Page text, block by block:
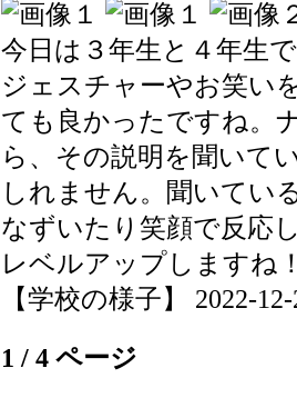
今日は３年生と４年生
ジェスチャーやお笑い
ても良かったですね。
ら、その説明を聞いて
しれません。聞いてい
なずいたり笑顔で反応
レベルアップしますね
【学校の様子】 2022-
1 / 4 ページ